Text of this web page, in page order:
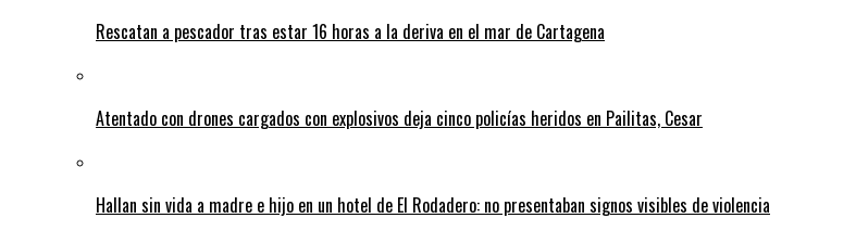
Rescatan a pescador tras estar 16 horas a la deriva en el mar de Cartagena
Atentado con drones cargados con explosivos deja cinco policías heridos en Pailitas, Cesar
Hallan sin vida a madre e hijo en un hotel de El Rodadero: no presentaban signos visibles de violencia